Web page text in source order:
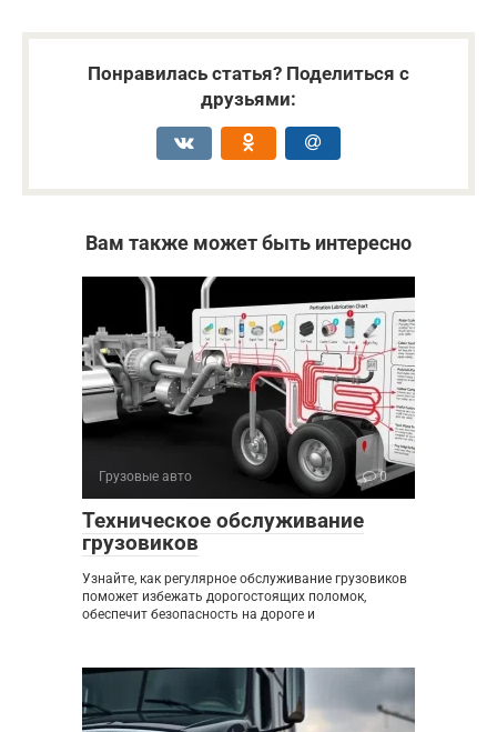
Понравилась статья? Поделиться с
друзьями:
Вам также может быть интересно
Грузовые авто 0
Техническое обслуживание
грузовиков
Узнайте, как регулярное обслуживание грузовиков
поможет избежать дорогостоящих поломок,
обеспечит безопасность на дороге и